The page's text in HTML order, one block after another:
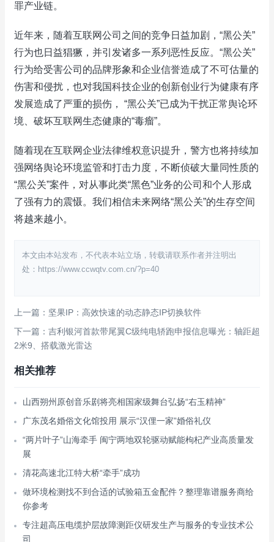
罪产业链。
近年来，随着互联网公司之间的竞争日益加剧，“黑公关”
行为也日益猖獗，并引发诸多一系列恶性反应。“黑公关”
行为给受害公司的品牌形象和企业信誉造成了不可估量的
伤害和侵扰，也对我国科技企业的创新创业行为健康有序
发展造成了严重的损伤， “黑公关”已成为干扰正常舆论环
境、破坏互联网生态健康的“毒瘤”。
随着现在互联网企业法律维权意识提升，警方也将持续加
强网络舆论环境监管和打击力度，不断侦破大量同性质的
“黑公关”案件，对从事此类“黑色”业务的公司和个人形成
了强有力的震慑。我们相信未来网络“黑公关”的生存空间
将越来越小。
本文由本站发布，不代表本站立场，转载请联系作者并注明出
处：https://www.ccwqtv.com.cn/?p=40
上一篇：坚果IP：高效快速的动态静态IP切换软件
下一篇：吉利银河首款带尾翼C级纯电轿跑申报信息曝光：轴距超
2米9、搭载激光雷达
相关推荐
山西朔州原创音乐剧将亮相国家级舞台弘扬“右玉精神”
广东茂名婚俗文化馆投用 展示“汉俚一家”婚俗礼仪
“两片叶子”山海牵手 闽宁两地双轮驱动赋能枸杞产业高质量发
展
清花高速北江特大桥“牵手”成功
做环境检测找不到合适的试验箱五金配件？整理靠谱服务商给
你参考
专注超高压电缆护层故障测距仪研发生产与服务的专业技术公
司